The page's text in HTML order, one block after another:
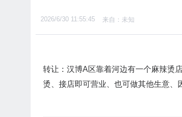
2026/6/30 11:55:45 来自：未知
转让：汉博A区靠着河边有一个麻辣烫
烫、接店即可营业、也可做其他生意、